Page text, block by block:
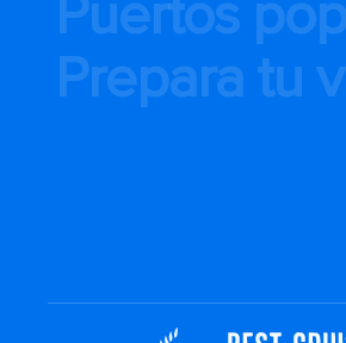
Puertos
Prepara tu